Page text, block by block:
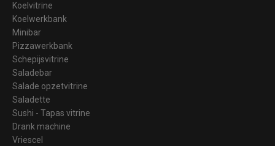
Koelvitrine
Koelwerkbank
Minibar
Pizzawerkbank
Schepijsvitrine
Saladebar
Salade opzetvitrine
Saladette
Sushi - Tapas vitrine
Drank machine
Vriescel